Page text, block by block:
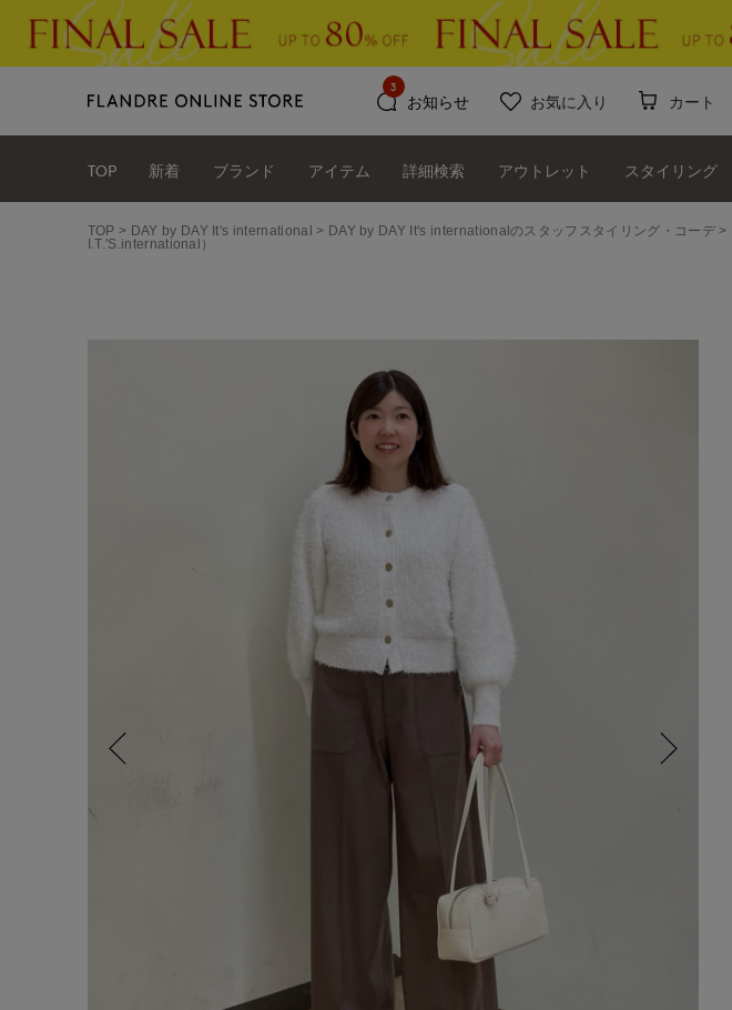
お知らせ
3
お気に入り カート
TOP 新着 ブランド アイテム 詳細検索 アウトレット スタイリング
TOP DAY by DAY It's international DAY by DAY It's internationalのスタッフスタイリング・コーデ
I.T.'S.international）